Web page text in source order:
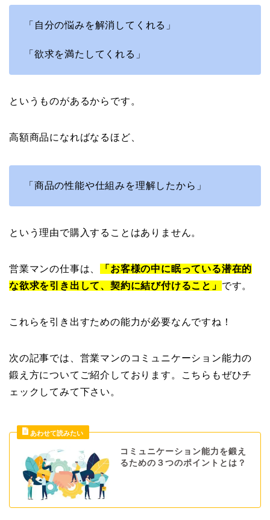
「自分の悩みを解消してくれる」
「欲求を満たしてくれる」
というものがあるからです。
高額商品になればなるほど、
「商品の性能や仕組みを理解したから」
という理由で購入することはありません。
営業マンの仕事は、 「 お客様の中に眠っている潜在的
な欲求を引き出して、契約に結び付けること」 です。
これらを引き出すための能力が必要なんですね！
次の記事では、営業マンのコミュニケーション能力の
鍛え方についてご紹介しております。こちらもぜひチ
ェックしてみて下さい。
コミュニケーション能力を鍛え
るための３つのポイントとは？